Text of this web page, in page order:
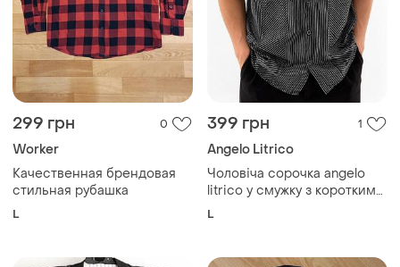
299 грн 0
Worker
Качественная брендовая
стильная рубашка
L
399 грн 1
Angelo Litrico
Чоловіча сорочка angelo
litrico у смужку з коротким
рукавом | розмір l
L